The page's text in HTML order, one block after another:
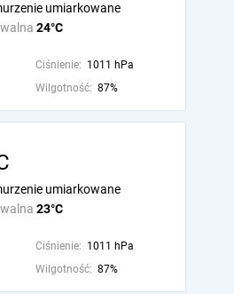
24°C
umiarkowane
Ciśnienie: 1011 hPa
Wilgotność: 87%
23°C
umiarkowane
Ciśnienie: 1011 hPa
Wilgotność: 87%